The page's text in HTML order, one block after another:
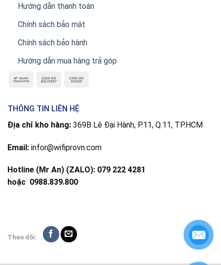
Hướng dẫn thanh toán
Chính sách bảo mật
Chính sách bảo hành
Hướng dẫn mua hàng trả góp
THÔNG TIN LIÊN HỆ
Địa chỉ kho hàng: 369B Lê Đại Hành, P.11, Q.11, TP.HCM
Email: infor@wifiprovn.com
Hotline (Mr An) (ZALO): 079 222 4281
hoặc 0988.839.800
Theo dõi: